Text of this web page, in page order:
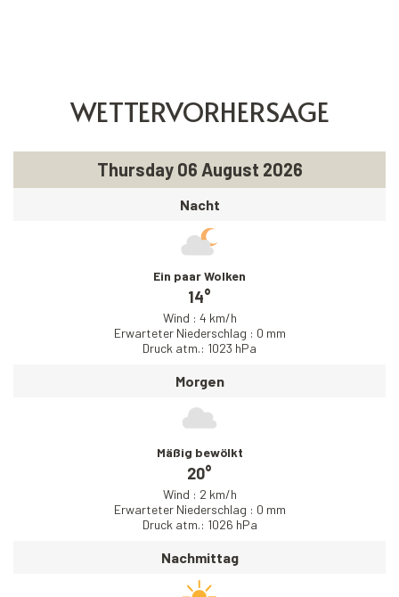
WETTERVORHERSAGE
Thursday 06 August 2026
Nacht
Ein paar Wolken
14°
Wind : 4 km/h
Erwarteter Niederschlag : 0 mm
Druck atm.: 1023 hPa
Morgen
Mäßig bewölkt
20°
Wind : 2 km/h
Erwarteter Niederschlag : 0 mm
Druck atm.: 1026 hPa
Nachmittag